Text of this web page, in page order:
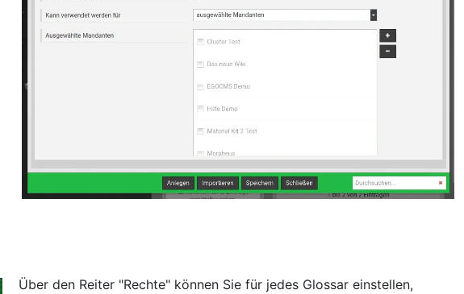
Über den Reiter "Rechte" können Sie für jedes Glossar einstellen,